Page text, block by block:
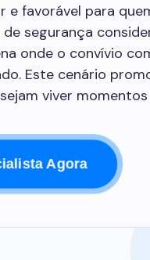
e favorável para
segurança
onde o convívio
Este cenário
viver momentos
Agora